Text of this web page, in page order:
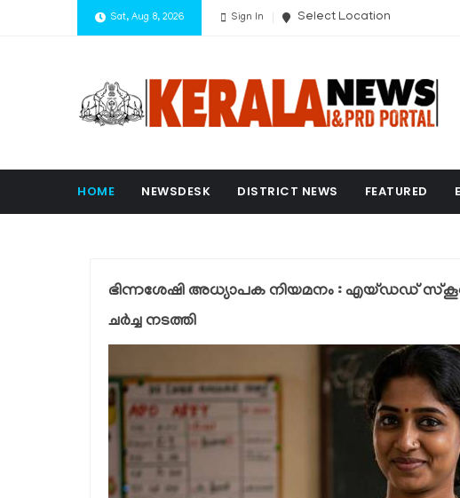
Sat, Aug 8, 2026 Sign In Select Location
HOME NEWSDESK DISTRICT NEWS FEATURED
ഭിന്നശേഷി അധ്യാപക നിയമനം : എയ്ഡഡ് സ്‌കൂൾ
ചർച്ച നടത്തി